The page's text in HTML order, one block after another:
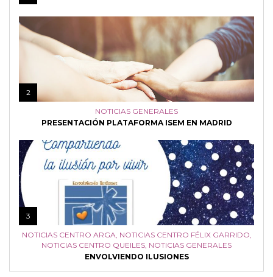
2
NOTICIAS GENERALES
PRESENTACIÓN PLATAFORMA ISEM EN MADRID
3
NOTICIAS CENTRO ARGA NOTICIAS CENTRO FÉLIX GARRIDO
NOTICIAS CENTRO QUEILES NOTICIAS GENERALES
ENVOLVIENDO ILUSIONES